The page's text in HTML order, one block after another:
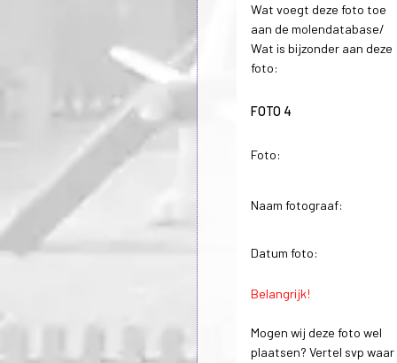
Wat voegt deze foto toe
aan de molendatabase/
Wat is bijzonder aan deze
foto:
FOTO 4
Foto:
Naam fotograaf:
Datum foto:
Belangrijk!
Mogen wij deze foto wel
plaatsen? Vertel svp waar